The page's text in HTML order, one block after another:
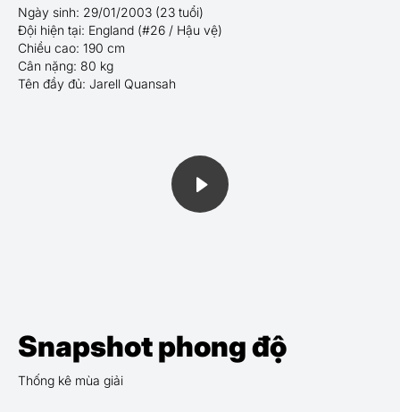
Ngày sinh: 29/01/2003 (23 tuổi)
Đội hiện tại: England (#26 / Hậu vệ)
Chiều cao: 190 cm
Cân nặng: 80 kg
Tên đầy đủ: Jarell Quansah
Snapshot phong độ
Thống kê mùa giải